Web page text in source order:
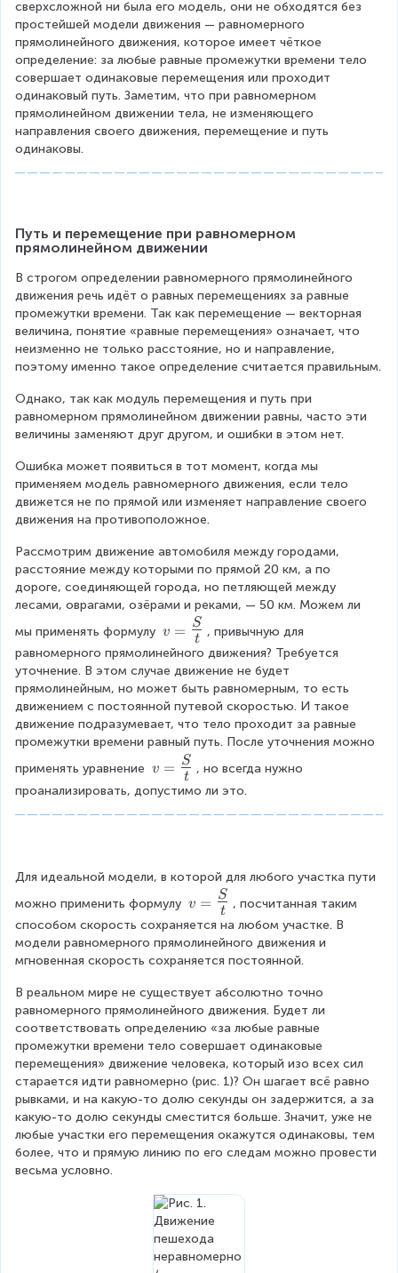
сверхсложной ни была его модель, они не обходятся без
простейшей модели движения — равномерного
прямолинейного движения, которое имеет чёткое
определение: за любые равные промежутки времени тело
совершает одинаковые перемещения или проходит
одинаковый путь. Заметим, что при равномерном
прямолинейном движении тела, не изменяющего
направления своего движения, перемещение и путь
одинаковы.
Путь и перемещение при равномерном
прямолинейном движении
В строгом определении равномерного прямолинейного
движения речь идёт о равных перемещениях за равные
промежутки времени. Так как перемещение — векторная
величина, понятие «равные перемещения» означает, что
неизменно не только расстояние, но и направление,
поэтому именно такое определение считается правильным.
Однако, так как модуль перемещения и путь при
равномерном прямолинейном движении равны, часто эти
величины заменяют друг другом, и ошибки в этом нет.
Ошибка может появиться в тот момент, когда мы
применяем модель равномерного движения, если тело
движется не по прямой или изменяет направление своего
движения на противоположное.
Рассмотрим движение автомобиля между городами,
расстояние между которыми по прямой 20 км, а по
дороге, соединяющей города, но петляющей между
лесами, оврагами, озёрами и реками, — 50 км. Можем ли
мы применять формулу v
{
\
L
a
r
g
e
\
a
S
{
t
}
}
v = t
S
, привычную для
равномерного прямолинейного движения? Требуется
уточнение. В этом случае движение не будет
прямолинейным, но может быть равномерным, то есть
движением с постоянной путевой скоростью. И такое
движение подразумевает, что тело проходит за равные
промежутки времени равный путь. После уточнения можно
применять уравнение v
{
\
g
e
\
fr
a
{
S
}
{
t
}
}
v = t
S
, но всегда нужно
проанализировать, допустимо ли это.
Для идеальной модели, в которой для любого участка пути
можно применить формулу v
{
\
L
r
fr
a
t
}
}
v = t
S
, посчитанная таким
способом скорость сохраняется на любом участке. В
модели равномерного прямолинейного движения и
мгновенная скорость сохраняется постоянной.
В реальном мире не существует абсолютно точно
равномерного прямолинейного движения. Будет ли
соответствовать определению «за любые равные
промежутки времени тело совершает одинаковые
перемещения» движение человека, который изо всех сил
старается идти равномерно (рис. 1)? Он шагает всё равно
рывками, и на какую-то долю секунды он задержится, а за
какую-то долю секунды сместится больше. Значит, уже не
любые участки его перемещения окажутся одинаковы, тем
более, что и прямую линию по его следам можно провести
весьма условно.